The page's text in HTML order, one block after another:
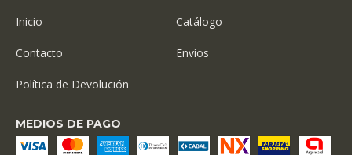
Inicio Catálogo
Contacto Envíos
Política de Devolución
MEDIOS DE PAGO